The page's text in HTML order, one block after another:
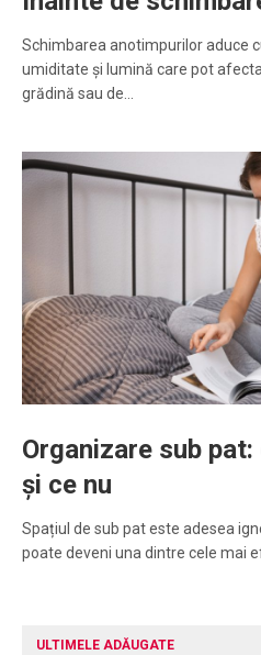
Schimbarea anotimpurilor aduce
umiditate și lumină care pot
grădină sau de…
Organizare sub
și ce nu
Spațiul de sub pat este adesea
poate deveni una dintre cele mai
ULTIMELE ADĂUGATE